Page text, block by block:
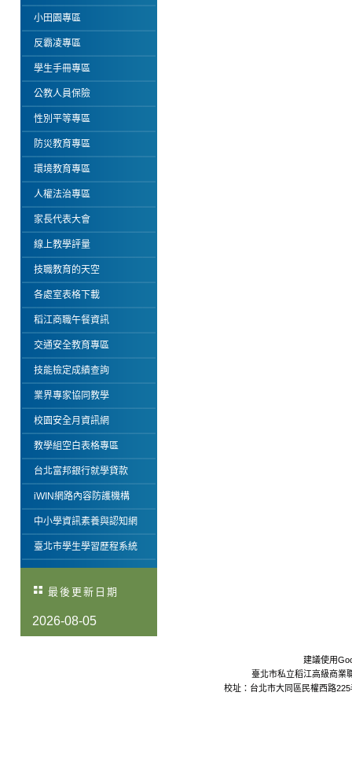
小田園專區
反霸凌專區
學生手冊專區
公教人員保險
性別平等專區
防災教育專區
環境教育專區
人權法治專區
家長代表大會
線上教學評量
技職教育的天空
各處室表格下載
稻江商職午餐資訊
交通安全教育專區
技能檢定成績查詢
業界專家協同教學
校園安全月資訊網
教學組空白表格專區
台北富邦銀行就學貸款
iWIN網路內容防護機構
中小學資訊素養與認知網
臺北市學生學習歷程系統
最後更新日期
2026-08-05
建議使用
臺北市私立稻江高級商業
校址：台北市大同區民權西路